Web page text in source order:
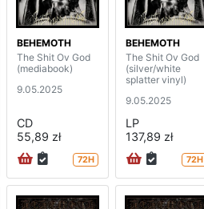
BEHEMOTH
The Shit Ov God
(mediabook)
9.05.2025
CD
55,89 zł
72H
BEHEMOTH
The Shit Ov God
(silver/white
splatter vinyl)
9.05.2025
LP
137,89 zł
72H